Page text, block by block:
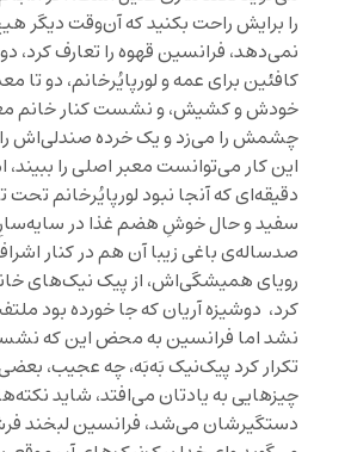
را برایش راحت بکنید که آن‌وقت دیگر
نمی‌دهد، فرانسین قهوه را تعارف کرد،
کافئین برای عمه و لورپایُرخانم، دو تا
خودش و کشیش، و نشست کنار خانم
چشمش را می‌زد و یک خرده صندلی‌اش را
این کار می‌توانست معبر اصلی را ببیند،
دقیقه‌ای که آنجا نبود لورپایُرخانم تحت
سفید و حال خوشِ هضم غذا در
صدساله‌ی باغی زیبا آن هم در کنار
رویای همیشگی‌اش، از پیک نیک‌های
کرد، دوشیزه آریان که جا خورده بود
نشد اما فرانسین به محض این که
تکرار کرد پیک‌نیک بَه‌بَه، چه عجیب،
چیزهایی به یادتان می‌افتد، شاید
دستگیرشان می‌شد، فرانسین لبخند